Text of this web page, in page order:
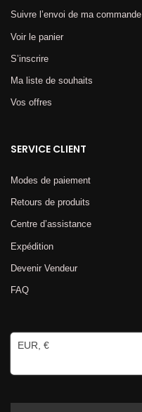
Suivre l’envoi de ma commande
Voir le panier
S’inscrire
Ma liste de souhaits
Vos offres
SERVICE CLIENT
Modes de paiement
Retours de produits
Centre d’assistance
Expédition
Devenir Vendeur
FAQ
EUR, €